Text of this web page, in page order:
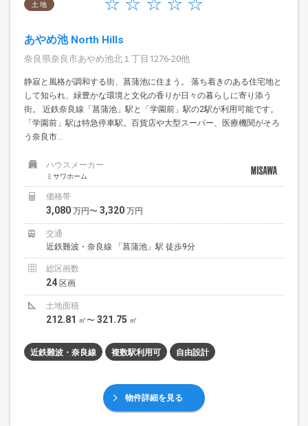
土 地
あやめ池 North Hills
奈良県奈良市あやめ池北１丁目1276-20他
静寂と風格が調和する街、菖蒲池に住まう。 落ち着きのある住宅地と
して知られ、緑豊かな環境と文化の香りが日々の暮らしに寄り添う
街。 近鉄奈良線「菖蒲池」駅と「学園前」駅の2駅が利用可能です。
「学園前」駅は特急停車駅。百貨店や大型スーパー、医療機関がそろ
う奈良市...
ハウスメーカー
ミサワホーム
価格帯
3,080 万円〜 3,320 万円
交通
近鉄難波・奈良線 「菖蒲池」駅 徒歩9分
総区画数
24 区画
土地面積
212.81 ㎡〜 321.75 ㎡
近鉄難波・奈良線 複数駅利用可 自由設計
物件詳細を見る